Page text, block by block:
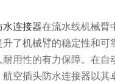
水连接器在流水线机械臂
升了机械臂的稳定性和可
耐用性的有力保障。在自
航空插头防水连接器以其